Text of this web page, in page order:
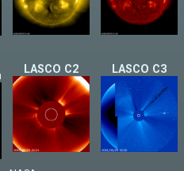
LASCO C2 LASCO C3